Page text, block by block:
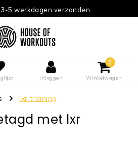
5 werkdagen verzonden
Inloggen
0
Winkelwagen
lxr training
met lxr